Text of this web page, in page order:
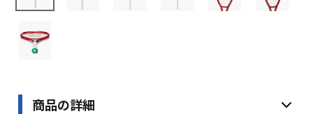
商品の詳細